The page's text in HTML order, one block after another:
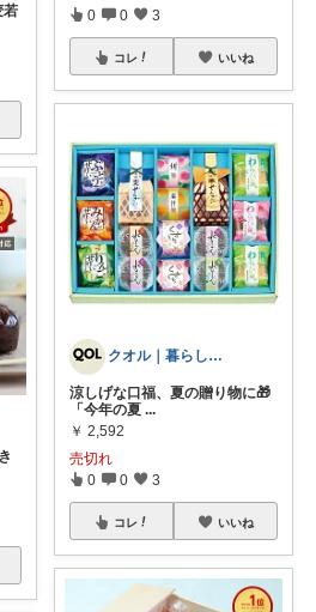
若
0 0 3
コレ いいね
クオル｜暮らしの「質」爆上げ🈁
涼しげな口福、夏の贈り物に🎁
「今年の夏 ...
￥ 2,592
売切れ
0 0 3
コレ いいね